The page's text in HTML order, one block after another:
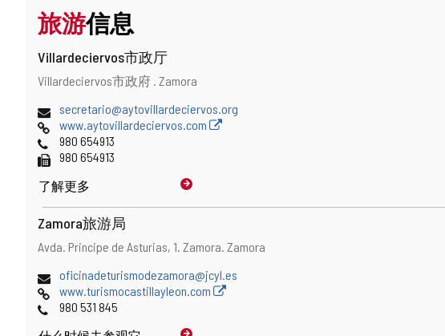
旅游信息
Villardeciervos市政厅
地
邮
地
址
Villardeciervos市政府 . Zamora
电
子
邮
件
地
址
secretario@aytovillardeciervos.org
网
页
www.aytovillardeciervos.com
电
话
980 654913
传
真
980 654913
了解更多
Zamora旅游局
地
邮
地
址
Avda. Principe de Asturias, 1. Zamora. Zamora
电
子
邮
oficinadeturismodezamora@jcyl.es
网
页
www.turismocastillayleon.com
电
980 531 845